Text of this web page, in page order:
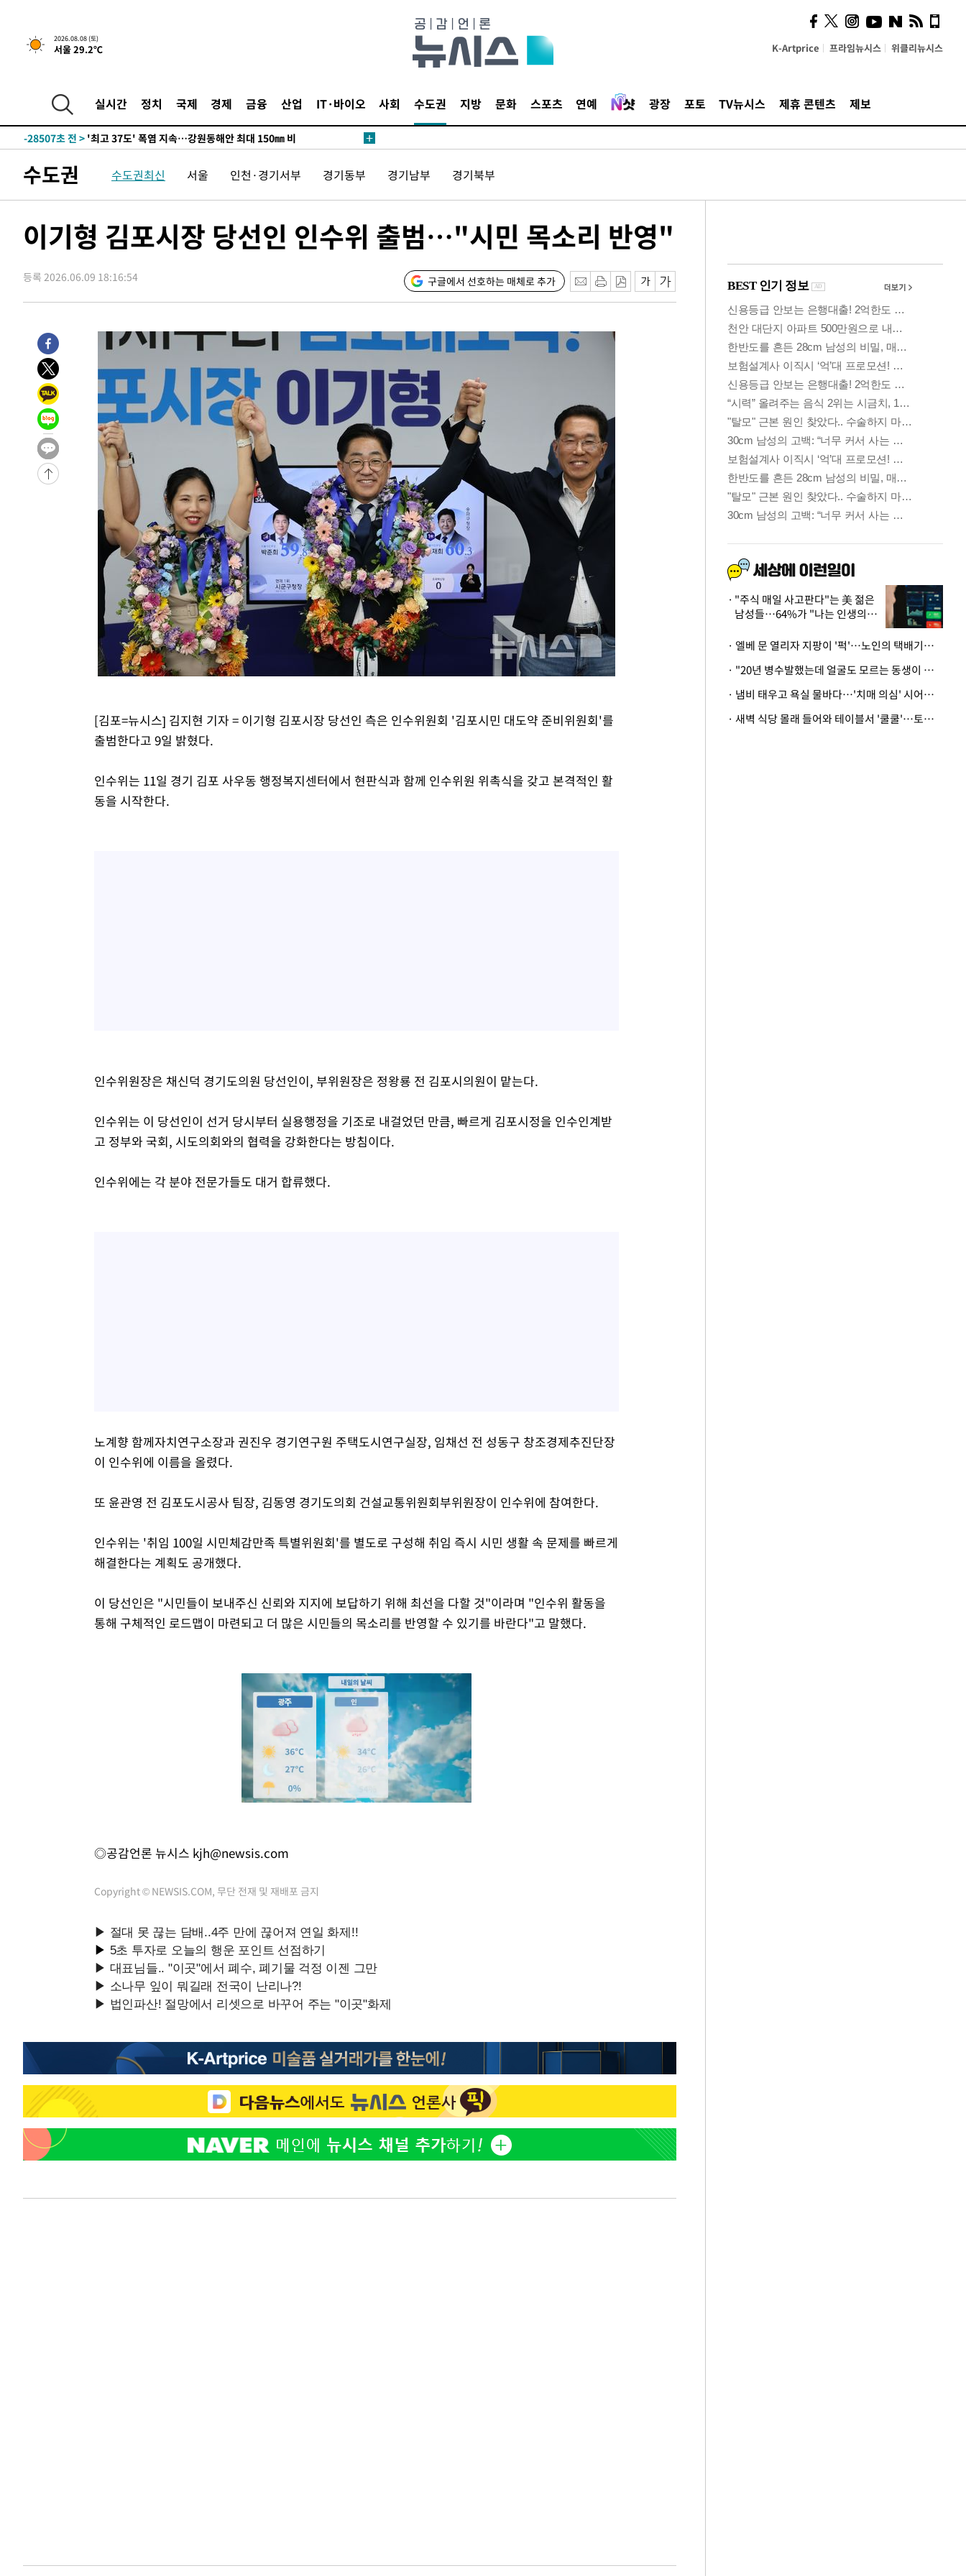
2026.08.08 (토)
서울 29.2℃ K-Artprice 프라임뉴시스 위클리뉴시스
실시간 정치 국제 경제 금융 산업 IT·바이오 사회 수도권 지방 문화 스포츠 연예 광장 포토 TV뉴시스 제휴 콘텐츠 제보
-21653초 전 >
[속보]뉴욕증시 상승 마감…S&P 0.6% 나스닥 1.3%↑
-21633초 전 > [속보]뉴욕증시 상승 마감…S&P 0.6% 나스닥 1.3%↑
-21653초 전 > [속보]뉴욕증시 상승 마감…S&P 0.6% 나스닥 1.3%↑
수도권 수도권최신 서울 인천·경기서부 경기동부 경기남부 경기북부
이기형 김포시장 당선인 인수위 출범…"시민 목소리 반영"
등록 2026.06.09 18:16:54 구글에서 선호하는 매체로 추가
[김포=뉴시스] 김지현 기자 = 이기형 김포시장 당선인 측은 인수위원회 '김포시민 대도약 준비위원회'를
출범한다고 9일 밝혔다.
인수위는 11일 경기 김포 사우동 행정복지센터에서 현판식과 함께 인수위원 위촉식을 갖고 본격적인 활
동을 시작한다.
인수위원장은 채신덕 경기도의원 당선인이, 부위원장은 정왕룡 전 김포시의원이 맡는다.
인수위는 이 당선인이 선거 당시부터 실용행정을 기조로 내걸었던 만큼, 빠르게 김포시정을 인수인계받
고 정부와 국회, 시도의회와의 협력을 강화한다는 방침이다.
인수위에는 각 분야 전문가들도 대거 합류했다.
노계향 함께자치연구소장과 권진우 경기연구원 주택도시연구실장, 임채선 전 성동구 창조경제추진단장
이 인수위에 이름을 올렸다.
또 윤관영 전 김포도시공사 팀장, 김동영 경기도의회 건설교통위원회부위원장이 인수위에 참여한다.
인수위는 '취임 100일 시민체감만족 특별위원회'를 별도로 구성해 취임 즉시 시민 생활 속 문제를 빠르게
해결한다는 계획도 공개했다.
이 당선인은 "시민들이 보내주신 신뢰와 지지에 보답하기 위해 최선을 다할 것"이라며 "인수위 활동을
통해 구체적인 로드맵이 마련되고 더 많은 시민들의 목소리를 반영할 수 있기를 바란다"고 말했다.
◎공감언론 뉴시스 kjh@newsis.com
Copyright © NEWSIS.COM, 무단 전재 및 재배포 금지
시, 스마트폰 액세서리에
NFC 더했다
"주식 매일 사고판다"는 美 젊은
남성들…64%가 "나는 인생의
· 엘베 문 열리자 지팡이 '퍽'…노인의 택배기사 폭행 이유
· "20년 병수발했는데 얼굴도 모르는 동생이 유산 절반을"…배다른 형제 상속권 있을까
· 냄비 태우고 욕실 물바다…'치매 의심' 시어머니 검사 권유했다가 '날벼락'
· 새벽 식당 몰래 들어와 테이블서 '쿨쿨'…토사물 남기고 사라진 남성